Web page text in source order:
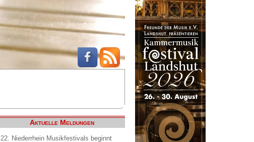
Aktuelle Meldungen
22. Niederrhein Musikfestivals beginnt